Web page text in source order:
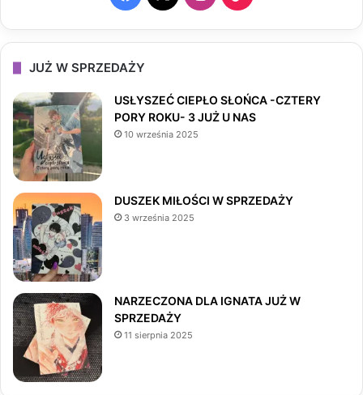
a
b
k
n
a
i
T
o
JUŻ W SPRZEDAŻY
USŁYSZEĆ CIEPŁO SŁOŃCA -CZTERY
PORY ROKU- 3 JUŻ U NAS
10 września 2025
DUSZEK MIŁOŚCI W SPRZEDAŻY
3 września 2025
NARZECZONA DLA IGNATA JUŻ W
SPRZEDAŻY
11 sierpnia 2025